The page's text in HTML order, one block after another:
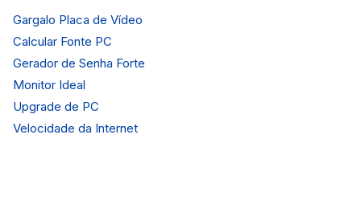
Gargalo Placa de Vídeo
Calcular Fonte PC
Gerador de Senha Forte
Monitor Ideal
Upgrade de PC
Velocidade da Internet